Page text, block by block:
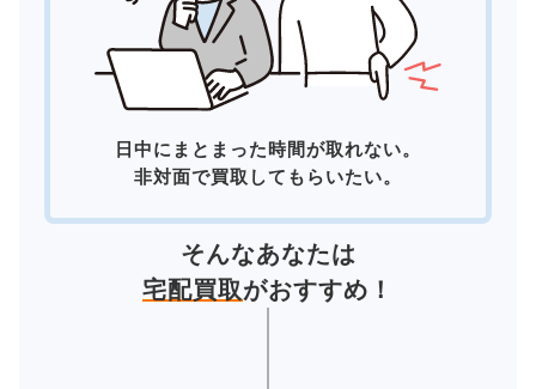
日中にまとまった時間が取れない。
非対面で買取してもらいたい。
そんなあなたは
宅配買取がおすすめ！